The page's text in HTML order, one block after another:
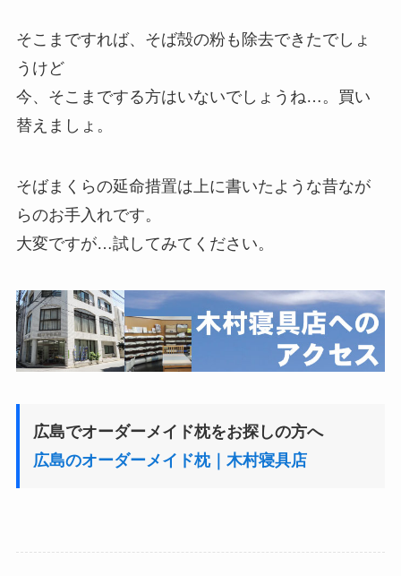
そこまですれば、そば殻の粉も除去できたでしょ
うけど
今、そこまでする方はいないでしょうね…。買い
替えましょ。
そばまくらの延命措置は上に書いたような昔なが
らのお手入れです。
大変ですが…試してみてください。
広島でオーダーメイド枕をお探しの方へ
広島のオーダーメイド枕｜木村寝具店